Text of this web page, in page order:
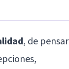
, de pensar